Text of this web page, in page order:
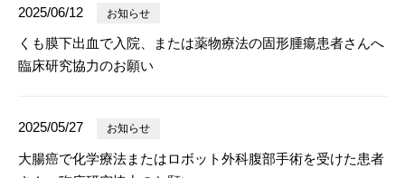
2025/06/12 お知らせ
くも膜下出血で入院、または薬物療法の固形腫瘍患者さんへ
臨床研究協力のお願い
2025/05/27 お知らせ
大腸癌で化学療法またはロボット外科腹部手術を受けた患者